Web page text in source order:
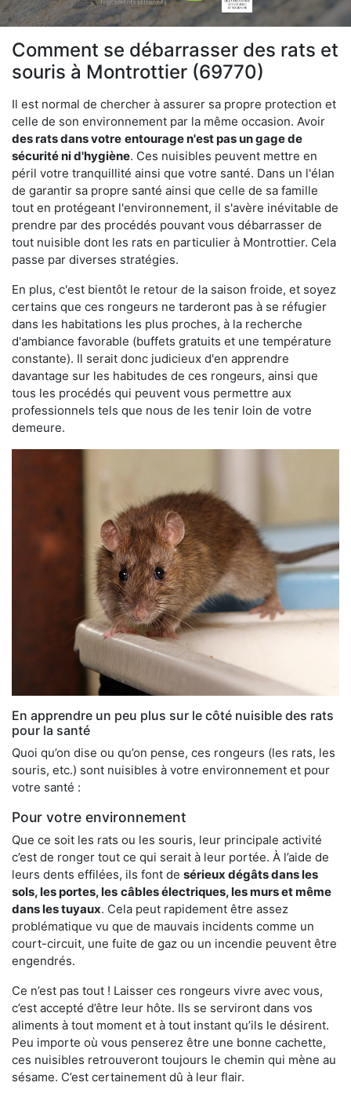
Comment se débarrasser des rats et
souris à Montrottier (69770)
Il est normal de chercher à assurer sa propre protection et
celle de son environnement par la même occasion. Avoir
des rats dans votre entourage n'est pas un gage de
sécurité ni d'hygiène. Ces nuisibles peuvent mettre en
péril votre tranquillité ainsi que votre santé. Dans un l'élan
de garantir sa propre santé ainsi que celle de sa famille
tout en protégeant l'environnement, il s'avère inévitable de
prendre par des procédés pouvant vous débarrasser de
tout nuisible dont les rats en particulier à Montrottier. Cela
passe par diverses stratégies.
En plus, c'est bientôt le retour de la saison froide, et soyez
certains que ces rongeurs ne tarderont pas à se réfugier
dans les habitations les plus proches, à la recherche
d'ambiance favorable (buffets gratuits et une température
constante). Il serait donc judicieux d'en apprendre
davantage sur les habitudes de ces rongeurs, ainsi que
tous les procédés qui peuvent vous permettre aux
professionnels tels que nous de les tenir loin de votre
demeure.
En apprendre un peu plus sur le côté nuisible des rats
pour la santé
Quoi qu’on dise ou qu’on pense, ces rongeurs (les rats, les
souris, etc.) sont nuisibles à votre environnement et pour
votre santé :
Pour votre environnement
Que ce soit les rats ou les souris, leur principale activité
c’est de ronger tout ce qui serait à leur portée. À l’aide de
leurs dents effilées, ils font de sérieux dégâts dans les
sols, les portes, les câbles électriques, les murs et même
dans les tuyaux. Cela peut rapidement être assez
problématique vu que de mauvais incidents comme un
court-circuit, une fuite de gaz ou un incendie peuvent être
engendrés.
Ce n’est pas tout ! Laisser ces rongeurs vivre avec vous,
c’est accepté d’être leur hôte. Ils se serviront dans vos
aliments à tout moment et à tout instant qu’ils le désirent.
Peu importe où vous penserez être une bonne cachette,
ces nuisibles retrouveront toujours le chemin qui mène au
sésame. C’est certainement dû à leur flair.